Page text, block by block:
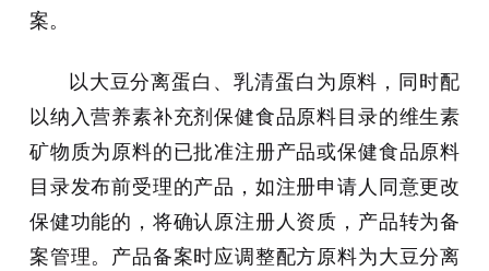
案。
以大豆分离蛋白、乳清蛋白为原料，同时配
以纳入营养素补充剂保健食品原料目录的维生素
矿物质为原料的已批准注册产品或保健食品原料
目录发布前受理的产品，如注册申请人同意更改
保健功能的，将确认原注册人资质，产品转为备
案管理。产品备案时应调整配方原料为大豆分离